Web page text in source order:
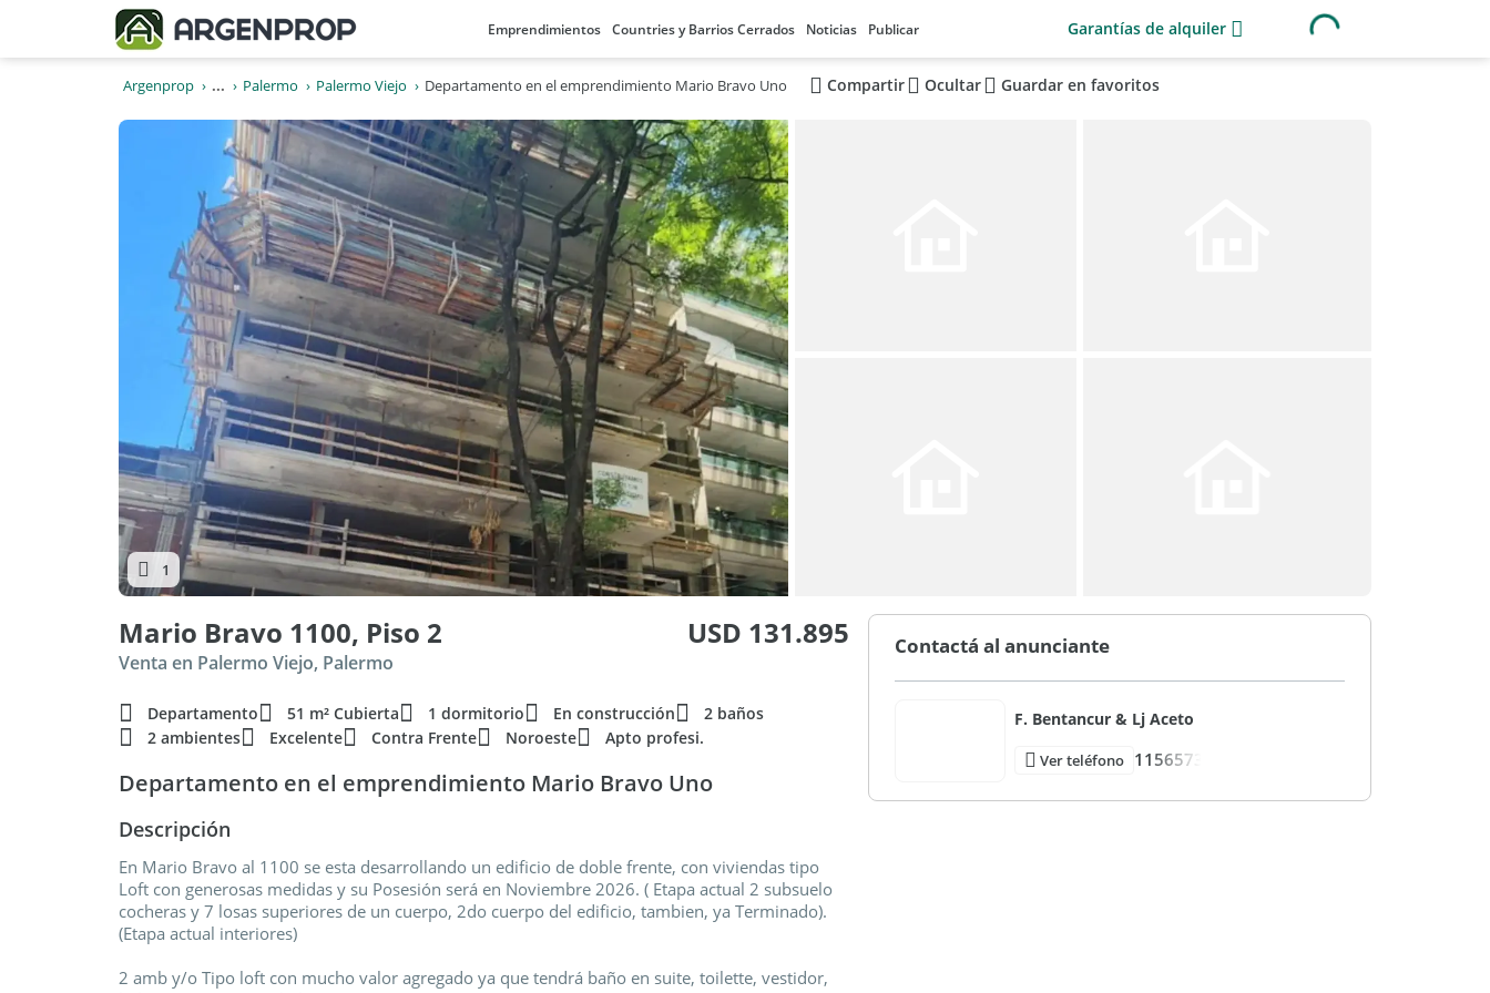
Emprendimientos Countries y Barrios Cerrados Noticias Publicar Garantías de alquiler
Argenprop ... Palermo Palermo Viejo Departamento en el emprendimiento Mario Bravo Uno Compartir Ocultar Guardar en favoritos
1
Mario Bravo 1100, Piso 2 USD 131.895
Venta en Palermo Viejo, Palermo
Departamento 51 m² Cubierta 1 dormitorio En construcción
2 baños
2 ambientes
Excelente Contra Frente Noroeste Apto profesi.
Departamento en el emprendimiento Mario Bravo Uno
Descripción
En Mario Bravo al 1100 se esta desarrollando un edificio de doble frente, con viviendas tipo
Loft con generosas medidas y su Posesión será en Noviembre 2026. ( Etapa actual 2 subsuelo
cocheras y 7 losas superiores de un cuerpo, 2do cuerpo del edificio, tambien, ya Terminado).
(Etapa actual interiores)
2 amb y/o Tipo loft con mucho valor agregado ya que tendrá baño en suite, toilette, vestidor,
Contactá al anunciante
F. Bentancur & Lj Aceto
Ver teléfono 1156573